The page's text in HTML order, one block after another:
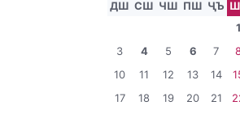
ДШ СШ ЧШ ПШ ҶЪ
1
3
4 5 6 7
10
11 12 13 14
17
18 19 20 21